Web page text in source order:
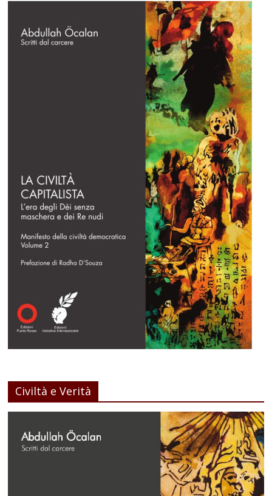
Civiltà e Verità